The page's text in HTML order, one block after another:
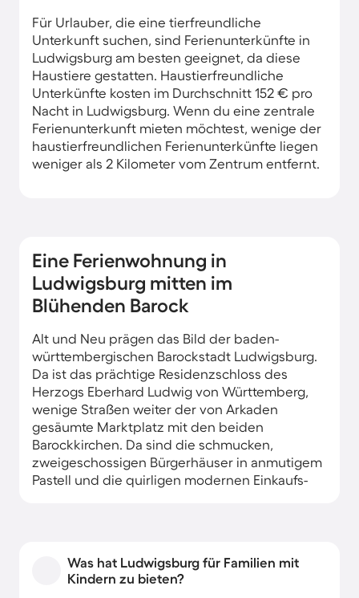
Für Urlauber, die eine tierfreundliche
Unterkunft suchen, sind Ferienunterkünfte in
Ludwigsburg am besten geeignet, da diese
Haustiere gestatten. Haustierfreundliche
Unterkünfte kosten im Durchschnitt 152 € pro
Nacht in Ludwigsburg. Wenn du eine zentrale
Ferienunterkunft mieten möchtest, wenige der
haustierfreundlichen Ferienunterkünfte liegen
weniger als 2 Kilometer vom Zentrum entfernt.
Eine Ferienwohnung in
Ludwigsburg mitten im
Blühenden Barock
Alt und Neu prägen das Bild der baden-
württembergischen Barockstadt Ludwigsburg.
Da ist das prächtige Residenzschloss des
Herzogs Eberhard Ludwig von Württemberg,
wenige Straßen weiter der von Arkaden
gesäumte Marktplatz mit den beiden
Barockkirchen. Da sind die schmucken,
zweigeschossigen Bürgerhäuser in anmutigem
Pastell und die quirligen modernen Einkaufs-
Was hat Ludwigsburg für Familien mit
Kindern zu bieten?